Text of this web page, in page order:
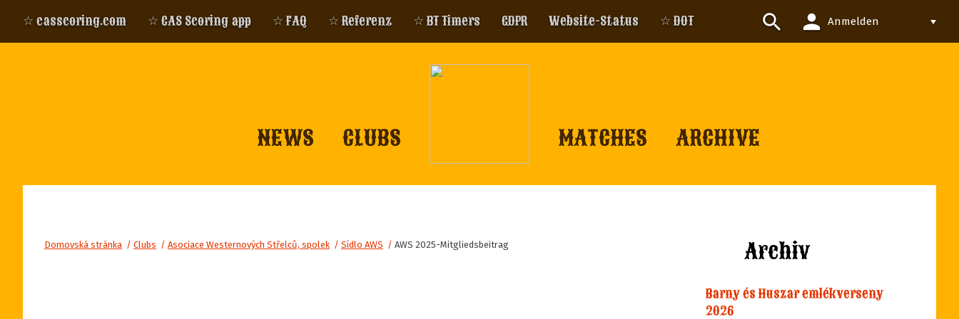
search person Anmelden
☆ casscoring.com ☆ CAS Scoring app ☆ FAQ ☆ Referenz ☆ BT Timers GDPR Website-Status ☆ DOT
CLUBS
NEWS MATCHES ARCHIVE
Domovská stránka / Clubs / Asociace Westernových Střelců, spolek / Sídlo AWS / AWS 2025-Mitgliedsbeitrag Archiv
Barny és Huszar emlékverseny
2026